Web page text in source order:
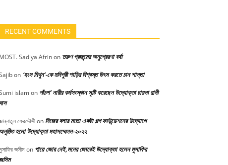
RECENT COMMENTS
MOST. Sadiya Afrinon তরুণ প্রজন্মের অনুপ্রেরণা বর্ষা
on ‘হংস মিথুন’-কে মনিপুরী শাড়ির বিশ্বস্ত উৎস করতে চান শান্তা
islamon পাঁচশ’ নারীর কর্মসংস্থান সৃষ্টি করেছেন উদ্যোক্তা চায়না রানী
দাস
ফেরদৌসীon নিজের বলার মতো একটা গল্প ফাউন্ডেশনের উদ্যোগে
অনুষ্ঠিত হলো উদ্যোক্তা মহাসম্মেলন-২০২২
জসীমon পায়ে জোর নেই,মনের জোরেই উদ্যোক্তা হলেন মুসাফির
জসিম